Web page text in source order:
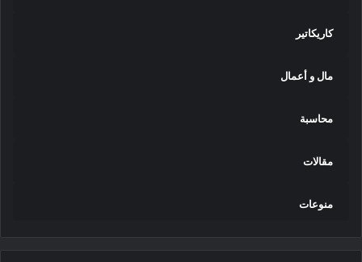
كاريكاتير
مال و أعمال
محاسبة
مقالات
منوعات